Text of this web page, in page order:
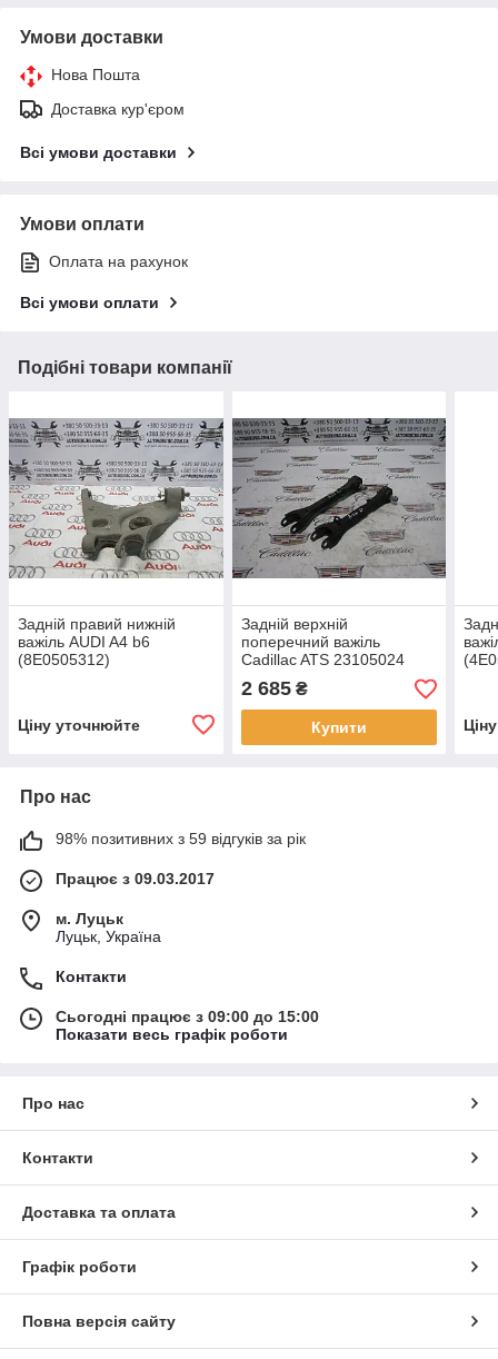
Умови доставки
Нова Пошта
Доставка кур'єром
Всі умови доставки
Умови оплати
Оплата на рахунок
Всі умови оплати
Подібні товари компанії
Задній правий нижній
важіль AUDI A4 b6
(8E0505312)
Ціну уточнюйте
Задній верхній
поперечний важіль
Cadillac ATS 23105024
2 685₴
Купити
Про нас
98% позитивних з 59 відгуків за рік
Працює з 09.03.2017
м. Луцьк
Луцьк, Україна
Контакти
Сьогодні працює з 09:00 до 15:00
Показати весь графік роботи
Про нас
Контакти
Доставка та оплата
Графік роботи
Повна версія сайту